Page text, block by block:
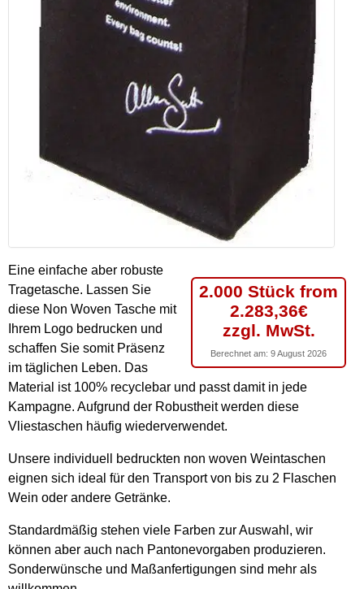
2.000 Stück from
2.283,36€
zzgl. MwSt.
Berechnet am: 9 August 2026
Eine einfache aber robuste
Tragetasche. Lassen Sie
diese Non Woven Tasche mit
Ihrem Logo bedrucken und
schaffen Sie somit Präsenz
im täglichen Leben. Das
Material ist 100% recyclebar und passt damit in jede
Kampagne. Aufgrund der Robustheit werden diese
Vliestaschen häufig wiederverwendet.
Unsere individuell bedruckten non woven Weintaschen
eignen sich ideal für den Transport von bis zu 2 Flaschen
Wein oder andere Getränke.
Standardmäßig stehen viele Farben zur Auswahl, wir
können aber auch nach Pantonevorgaben produzieren.
Sonderwünsche und Maßanfertigungen sind mehr als